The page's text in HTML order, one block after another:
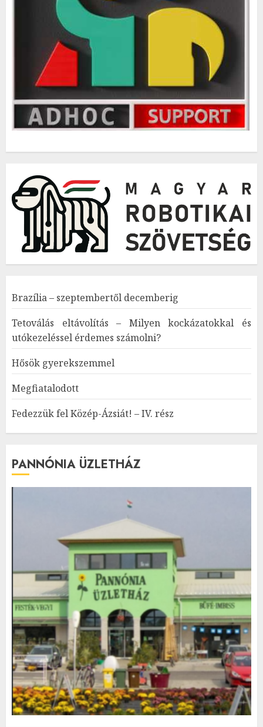
Brazília – szeptembertől decemberig
Tetoválás eltávolítás – Milyen kockázatokkal és
utókezeléssel érdemes számolni?
Hősök gyerekszemmel
Megfiatalodott
Fedezzük fel Közép-Ázsiát! – IV. rész
PANNÓNIA ÜZLETHÁZ